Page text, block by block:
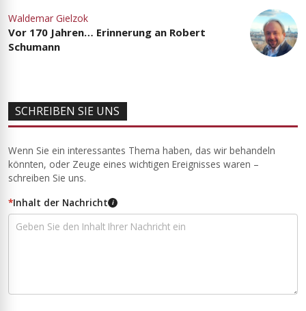
Waldemar Gielzok
Vor 170 Jahren… Erinnerung an Robert
Schumann
SCHREIBEN SIE UNS
Wenn Sie ein interessantes Thema haben, das wir behandeln
könnten, oder Zeuge eines wichtigen Ereignisses waren –
schreiben Sie uns.
*Inhalt der Nachricht i